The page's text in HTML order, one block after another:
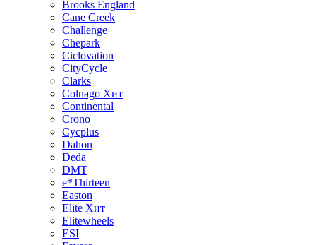
Brooks England
Cane Creek
Challenge
Chepark
Ciclovation
CityCycle
Clarks
Colnago Хит
Continental
Crono
Cycplus
Dahon
Deda
DMT
e*Thirteen
Easton
Elite Хит
Elitewheels
ESI